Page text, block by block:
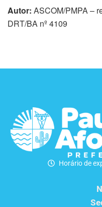
Autor: ASCOM/PMPA –
DRT/BA nº 4109
Horário de